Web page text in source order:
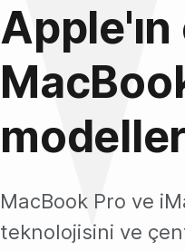
Apple'ın
MacBook Pro ve
teknolojisini ve